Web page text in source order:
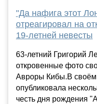
"Да нафига этот
отреагировал на
19-летней невесты
63-летний Григорий
откровенные фото
Авроры Кибы.В своём
опубликовала
честь дня рождения